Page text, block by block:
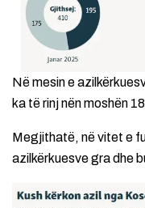
Në mesin e
ka të rinj nën moshën
Megjithatë, në vitet e
azilkërkuesve gra dhe